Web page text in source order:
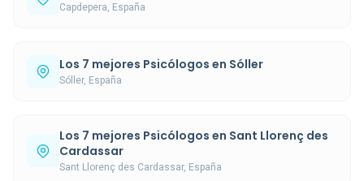
Capdepera, España
Los 7 mejores Psicólogos en Sóller
Sóller, España
Los 7 mejores Psicólogos en Sant Llorenç des
Cardassar
Sant Llorenç des Cardassar, España